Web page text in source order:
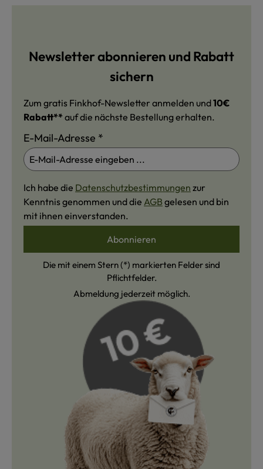
Newsletter abonnieren und Rabatt
sichern
Zum gratis Finkhof-Newsletter anmelden und10€
Rabatt** auf die nächste Bestellung erhalten.
E-Mail-Adresse *
Ich habe die Datenschutzbestimmungen zur
Kenntnis genommen und die AGB gelesen und bin
mit ihnen einverstanden.
Abonnieren
Die mit einem Stern (*) markierten Felder sind
Pflichtfelder.
Abmeldung jederzeit möglich.